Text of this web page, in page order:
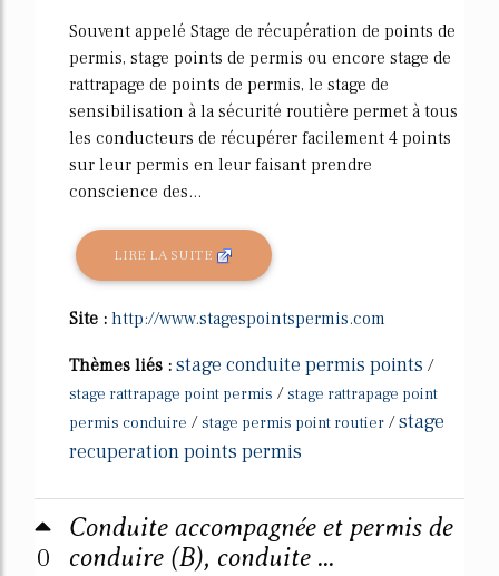
Souvent appelé Stage de récupération de points de
permis, stage points de permis ou encore stage de
rattrapage de points de permis, le stage de
sensibilisation à la sécurité routière permet à tous
les conducteurs de récupérer facilement 4 points
sur leur permis en leur faisant prendre
conscience des...
LIRE LA SUITE
Site : http://www.stagespointspermis.com
Thèmes liés : stage conduite permis points /
stage rattrapage point permis /stage rattrapage point
permis conduire /stage permis point routier /stage
recuperation points permis
0
Conduite accompagnée et permis de
conduire (B), conduite ...